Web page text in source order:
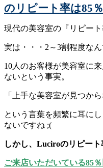
のリピート率は85
現代の美容室の『リピー
実は・・・2～3割程度な
10人のお客様が美容室に
ないという事実。
「上手な美容室が見つから
という言葉を頻繁に耳に
ないですね ;(
しかし、Luciroのリピート
ご来店いただいている85